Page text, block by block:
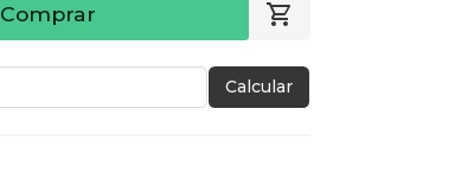
Comprar
Calcular